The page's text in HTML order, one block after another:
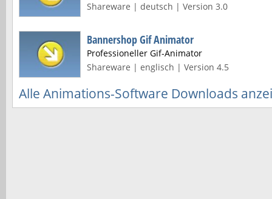
Shareware | deutsch | Version 3.0
Bannershop Gif Animator
Professioneller Gif-Animator
Shareware | englisch | Version 4.5
Alle Animations-Software Downloads